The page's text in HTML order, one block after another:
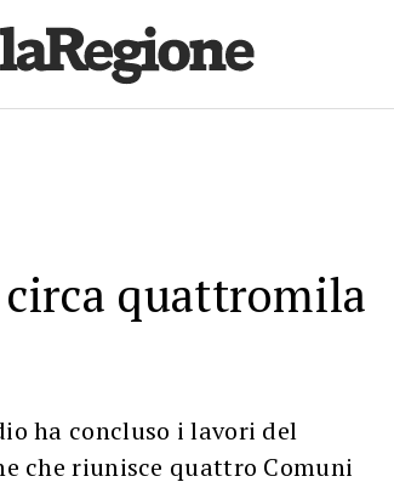
quattromila
ha concluso i lavori del
che riunisce quattro Comuni